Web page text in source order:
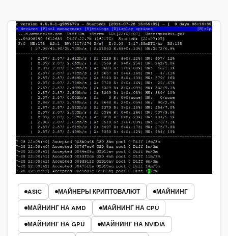
ASIC МАЙНЕРЫ КРИПТОВАЛЮТ
МАЙНИНГ
МАЙНИНГ НА AMD
МАЙНИНГ НА CPU
МАЙНИНГ НА GPU
МАЙНИНГ НА NVIDIA